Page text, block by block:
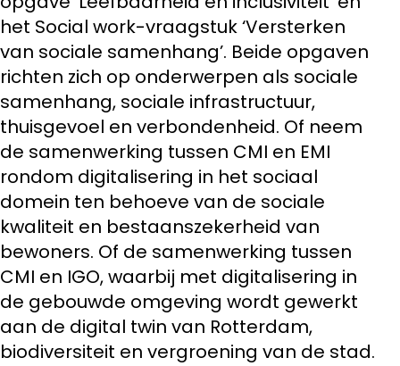
het Social work-vraagstuk ‘Versterken
van sociale samenhang’. Beide opgaven
richten zich op onderwerpen als sociale
samenhang, sociale infrastructuur,
thuisgevoel en verbondenheid. Of neem
de samenwerking tussen CMI en EMI
rondom digitalisering in het sociaal
domein ten behoeve van de sociale
kwaliteit en bestaanszekerheid van
bewoners. Of de samenwerking tussen
CMI en IGO, waarbij met digitalisering in
de gebouwde omgeving wordt gewerkt
aan de digital twin van Rotterdam,
biodiversiteit en vergroening van de stad.